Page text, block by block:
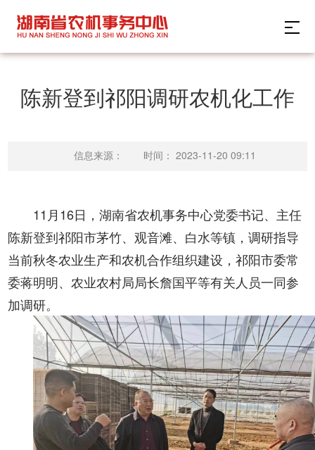
陈新登到祁阳调研农机化工作
信息来源： 时间： 2023-11-20 09:11
11月16日，湖南省农机事务中心党委书记、主任
陈新登到祁阳市茅竹、观音滩、白水等镇，调研指导
当前秋冬农业生产和农机合作组织建设，祁阳市委常
委蒋明明、农业农村局局长詹国平等有关人员一同参
加调研。